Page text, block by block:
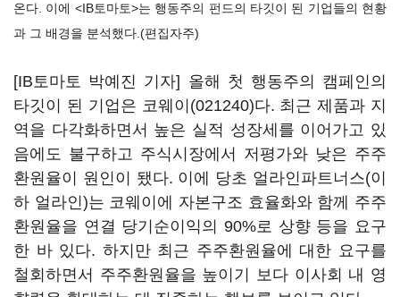
온다. 이에 <IB토마토>는 행동주의 펀드의 타깃이 된 기업들의 현황
과 그 배경을 분석했다.(편집자주)
[IB토마토 박예진 기자] 올해 첫 행동주의 캠페인의
타깃이 된 기업은 코웨이(021240)다. 최근 제품과 지
역을 다각화하면서 높은 실적 성장세를 이어가고 있
음에도 불구하고 주식시장에서 저평가와 낮은 주주
환원율이 원인이 됐다. 이에 당초 얼라인파트너스(이
하 얼라인)는 코웨이에 자본구조 효율화와 함께 주주
환원율을 연결 당기순이익의 90%로 상향 등을 요구
한 바 있다. 하지만 최근 주주환원율에 대한 요구를
철회하면서 주주환원율을 높이기 보다 이사회 내 영